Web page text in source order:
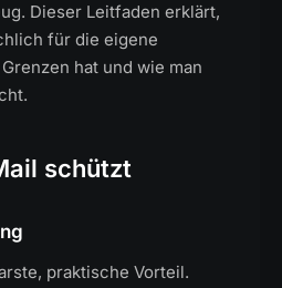
Dieser Leitfaden erklärt,
für die eigene
hat und wie man
schützt
praktische Vorteil.